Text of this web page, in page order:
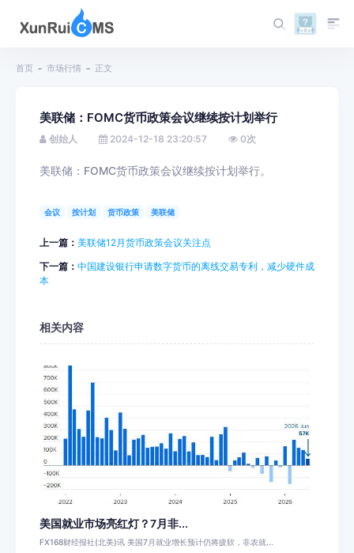
首页 市场行情 正文
美联储：FOMC货币政策会议继续按计划举行
创始人 2024-12-18 23:20:57 0次
美联储：FOMC货币政策会议继续按计划举行。
会议 按计划 货币政策 美联储
上一篇： 美联储12月货币政策会议关注点
下一篇： 中国建设银行申请数字货币的离线交易专利，减少硬件成
本
相关内容
美国就业市场亮红灯？7月非...
FX168财经报社(北美)讯 美国7月就业增长预计仍将疲软，非农就...